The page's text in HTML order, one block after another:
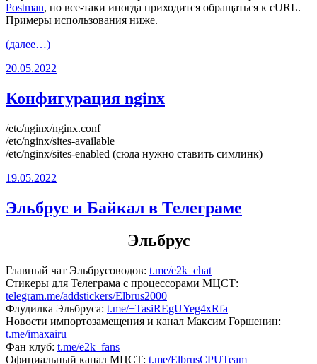
Postman, но все-таки иногда приходится обращаться к cURL.
Примеры использования ниже.
(далее…)
20.05.2022
Конфигурация nginx
/etc/nginx/nginx.conf
/etc/nginx/sites-available
/etc/nginx/sites-enabled (сюда нужно ставить симлинк)
19.05.2022
Эльбрус и Байкал в Телеграме
Эльбрус
Главный чат Эльбрусоводов: t.me/e2k_chat
Стикеры для Телеграма с процессорами МЦСТ:
telegram.me/addstickers/Elbrus2000
Флудилка Эльбруса: t.me/+TasiREgUYeg4xRfa
Новости импортозамещения и канал Максим Горшенин:
t.me/imaxairu
Фан клуб: t.me/e2k_fans
Официальный канал МЦСТ: t.me/ElbrusCPUTeam